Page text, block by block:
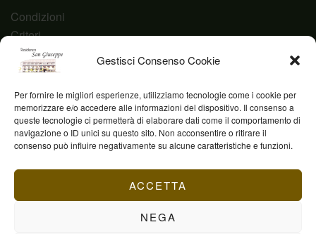
Gestisci Consenso Cookie
Per fornire le migliori esperienze, utilizziamo tecnologie come i cookie per
memorizzare e/o accedere alle informazioni del dispositivo. Il consenso a
queste tecnologie ci permetterà di elaborare dati come il comportamento di
navigazione o ID unici su questo sito. Non acconsentire o ritirare il
consenso può influire negativamente su alcune caratteristiche e funzioni.
ACCETTA
NEGA
Condizioni
Criteri
Domanda
Codice Etico
Fond. Casa San Giuseppe ETS © 2023 | P.IVA